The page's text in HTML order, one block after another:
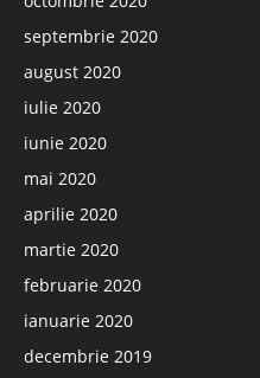
septembrie 2020
august 2020
iulie 2020
iunie 2020
mai 2020
aprilie 2020
martie 2020
februarie 2020
ianuarie 2020
decembrie 2019